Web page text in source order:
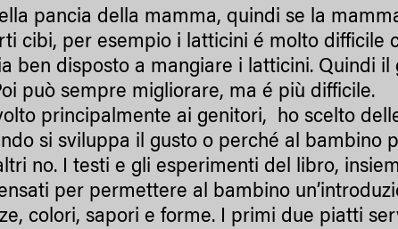
pancia della mamma, quindi se la
cibi, per esempio i latticini é molto difficile
ben disposto a mangiare i latticini. Quindi il
può sempre migliorare, ma é più difficile.
principalmente ai genitori, ho scelto
si sviluppa il gusto o perché al bambino
no. I testi e gli esperimenti del libro,
per permettere al bambino
colori, sapori e forme. I primi due piatti